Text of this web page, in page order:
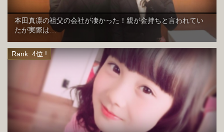
本田真凛の祖父の会社が凄かった！親が金持ちと言われてい
たが実際は…